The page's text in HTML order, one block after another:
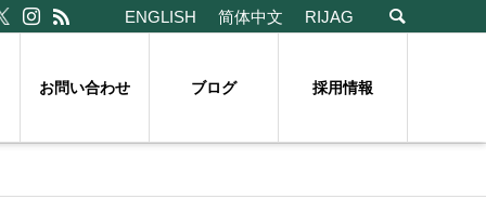
ENGLISH 简体中文 RIJAG
お問い合わせ ブログ 採用情報